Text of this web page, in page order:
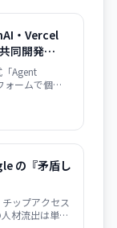
・Vercel
同開発——
Agent
ォームで個別
開発者の負
の『矛盾し
ップアクセス
材流出は単な